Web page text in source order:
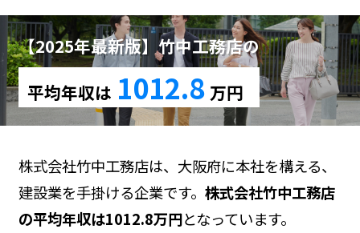
【2025年最新版】竹中工務店の
平均年収は 1012.8 万円
株式会社竹中工務店は、大阪府に本社を構える、
建設業を手掛ける企業です。 株式会社竹中工務店
の平均年収は1012.8万円となっています。